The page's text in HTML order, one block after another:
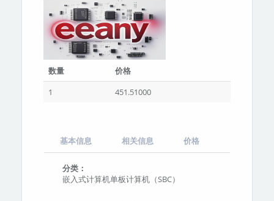
数量
价格
1
451.51000
基本信息 相关信息 价格
分类：
嵌入式计算机单板计算机（SBC）